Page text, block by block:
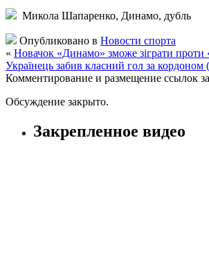
Микола Шапаренко, Динамо, дубль
Опубликовано в Новости спорта
« Новачок «Динамо» зможе зіграти
Українець забив класний гол за
Комментирование и размещение ссылок
Обсуждение закрыто.
Закрепленное видео